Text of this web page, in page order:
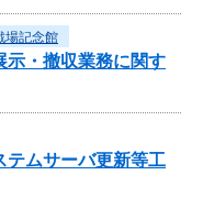
場記念館
示・撤収業務に関す
テムサーバ更新等工